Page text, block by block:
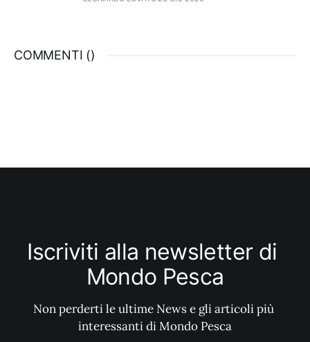
COMMENTI ()
Iscriviti alla newsletter di
Mondo Pesca
Non perderti le ultime News e gli articoli più
interessanti di Mondo Pesca